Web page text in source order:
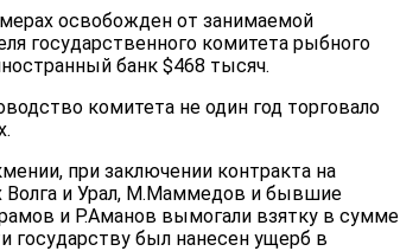
освобожден от занимаемой
государственного комитета рыбного
банк $468 тысяч.
комитета не один год торговало
при заключении контракта на
Волга и Урал, М.Маммедов и бывшие
и Р.Аманов вымогали взятку в сумме
был нанесен ущерб в